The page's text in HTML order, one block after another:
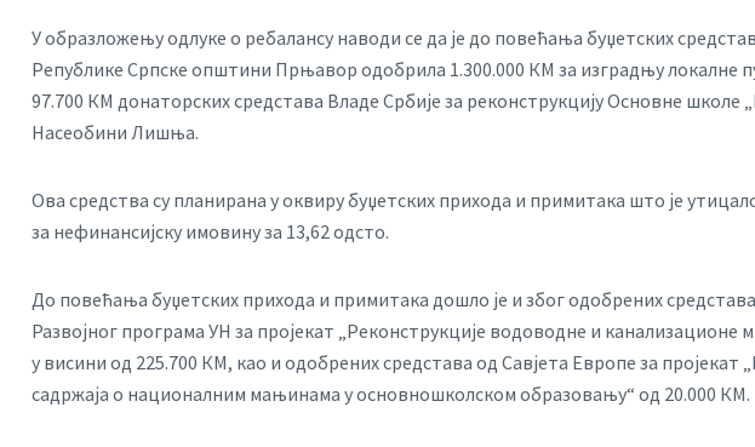
У образложењу одлуке о ребалансу наводи се да је до повећања буџетских
Републике Српске општини Прњавор одобрила 1.300.000 КМ за изградњу локалне
97.700 КМ донаторских средстава Владе Србије за реконструкцију Основне школе
Насеобини Лишња.
Ова средства су планирана у оквиру буџетских прихода и примитака што је
за нефинансијску имовину за 13,62 одсто.
До повећања буџетских прихода и примитака дошло је и због одобрених
Развојног програма УН за пројекат „Реконструкције водоводне и
у висини од 225.700 КМ, као и одобрених средстава од Савјета Европе за пројекат
садржаја о националним мањинама у основношколском образовању“ од 20.000 КМ.